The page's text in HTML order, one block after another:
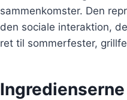
sammenkomster. Den
den sociale interaktion,
ret til sommerfester,